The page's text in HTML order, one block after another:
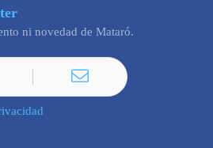
ni novedad de Mataró.